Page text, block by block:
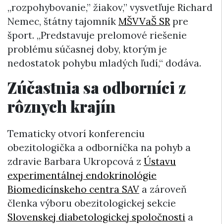
„rozpohybovanie,” žiakov,” vysvetľuje Richard
Nemec, štátny tajomník MŠVVaŠ SRpre
šport. „Predstavuje prelomové riešenie
problému súčasnej doby, ktorým je
nedostatok pohybu mladých ľudí,“ dodáva.
Zúčastnia sa odborníci z
rôznych krajín
Tematicky otvorí konferenciu
obezitologička a odborníčka na pohyb a
zdravie Barbara Ukropcová z Ústavu
experimentálnej endokrinológie
Biomedicínskeho centra SAV a zároveň
členka výboru obezitologickej sekcie
Slovenskej diabetologickej spoločnosti a